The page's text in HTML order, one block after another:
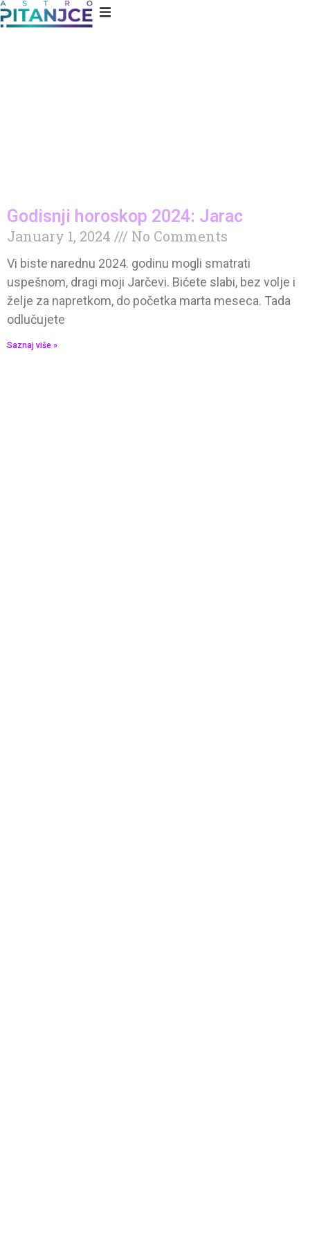
Godisnji horoskop 2024: Jarac
January 1, 2024 No Comments
Vi biste narednu 2024. godinu mogli smatrati
uspešnom, dragi moji Jarčevi. Bićete slabi, bez volje i
želje za napretkom, do početka marta meseca. Tada
odlučujete
Saznaj više »